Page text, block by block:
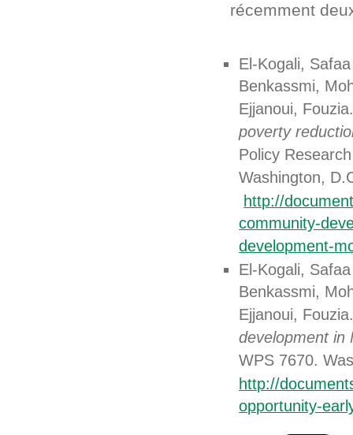
récemment
El-Kogali,
Benkassmi,
Ejjanoui,
poverty
Policy
Washington,
http://
community-
development-
El-Kogali,
Benkassmi,
Ejjanoui,
development in
WPS 7670.
http://
opportunity-